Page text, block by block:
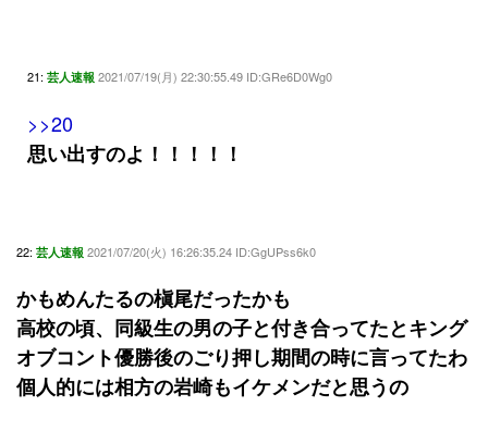
21: 芸人速報 2021/07/19(月) 22:30:55.49 ID:GRe6D0Wg0
>>20
思い出すのよ！！！！！
22: 芸人速報 2021/07/20(火) 16:26:35.24 ID:GgUPss6k0
かもめんたるの槇尾だったかも
高校の頃、同級生の男の子と付き合ってたとキング
オブコント優勝後のごり押し期間の時に言ってたわ
個人的には相方の岩崎もイケメンだと思うの